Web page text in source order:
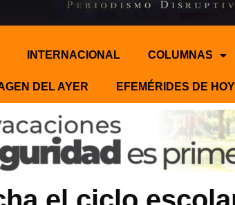
INTERNACIONAL COLUMNAS
DEL AYER EFEMÉRIDES DE HOY